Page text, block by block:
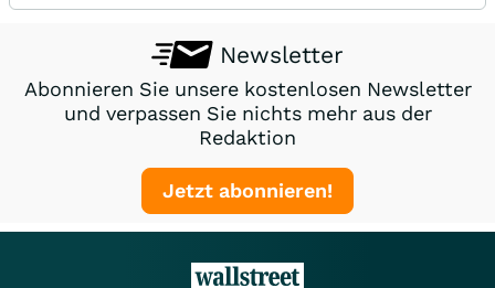
Newsletter
Abonnieren Sie unsere kostenlosen Newsletter
und verpassen Sie nichts mehr aus der
Redaktion
Jetzt abonnieren!